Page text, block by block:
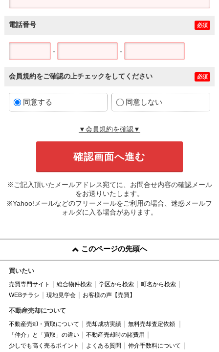
電話番号 必須
- -
会員規約をご確認の上チェックをしてください 必須
同意する 同意しない
▼会員規約を確認▼
※ご記入頂いたメールアドレス宛てに、お問合せ内容の確認メール
をお送りいたします。
※Yahoo!メールなどのフリーメールをご利用の場合、迷惑メールフ
ォルダに入る場合があります。
このページの先頭へ
買いたい
売買専門サイト 総合物件検索 学区から検索
町名から検索
WEBチラシ
現地見学会 お客様の声【売買】
不動産売却について
不動産売却・買取について 売却成功実績
無料売却査定依頼
「仲介」と「買取」の違い
不動産売却時の諸費用
少しでも高く売るポイント
よくある質問
仲介手数料について